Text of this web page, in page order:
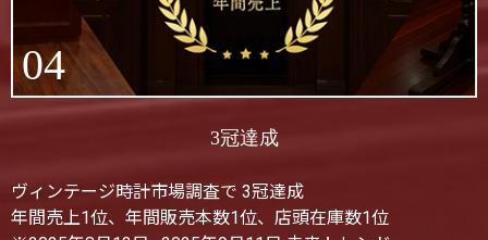
04
3冠達成
ヴィンテージ時計市場調査で 3冠達成
年間売上1位、年間販売本数1位、店頭在庫数1位